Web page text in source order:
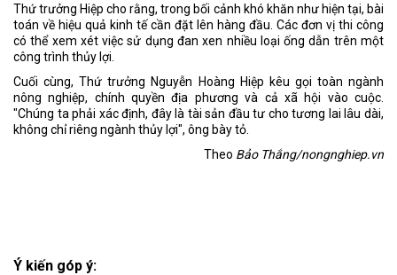
Thứ trưởng Hiệp cho rằng, trong bối cảnh khó khăn như hiện tại, bài
toán về hiệu quả kinh tế cần đặt lên hàng đầu. Các đơn vị thi công
có thể xem xét việc sử dụng đan xen nhiều loại ống dẫn trên một
công trình thủy lợi.
Cuối cùng, Thứ trưởng Nguyễn Hoàng Hiệp kêu gọi toàn ngành
nông nghiệp, chính quyền địa phương và cả xã hội vào cuộc.
"Chúng ta phải xác định, đây là tài sản đầu tư cho tương lai lâu dài,
không chỉ riêng ngành thủy lợi", ông bày tỏ.
Theo Bảo Thắng/nongnghiep.vn
Ý kiến góp ý: